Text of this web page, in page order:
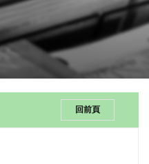
回前頁